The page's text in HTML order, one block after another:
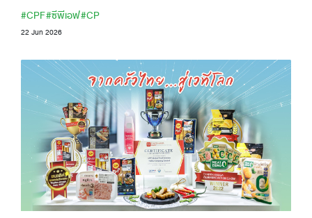
#CPF#ซีพีเอฟ#CP
22 Jun 2026